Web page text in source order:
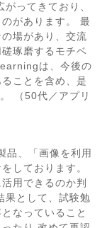
ってきており、
があります。 最
場があり、交流
琢磨するモチベ
は、今後の
ことを含め、是
（50代／アプリ
品、「画像を利用
しております。
用できるのか判
果として、試験勉
なっていること